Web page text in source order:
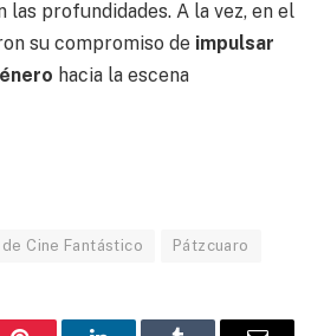
las profundidades. A la vez, en el
su compromiso de impulsar
hacia la escena
Cine Fantástico Pátzcuaro